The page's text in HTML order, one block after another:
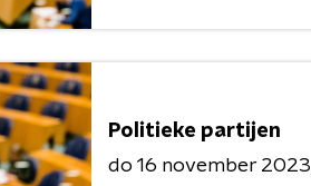
Politieke partijen
do 16 november 2023